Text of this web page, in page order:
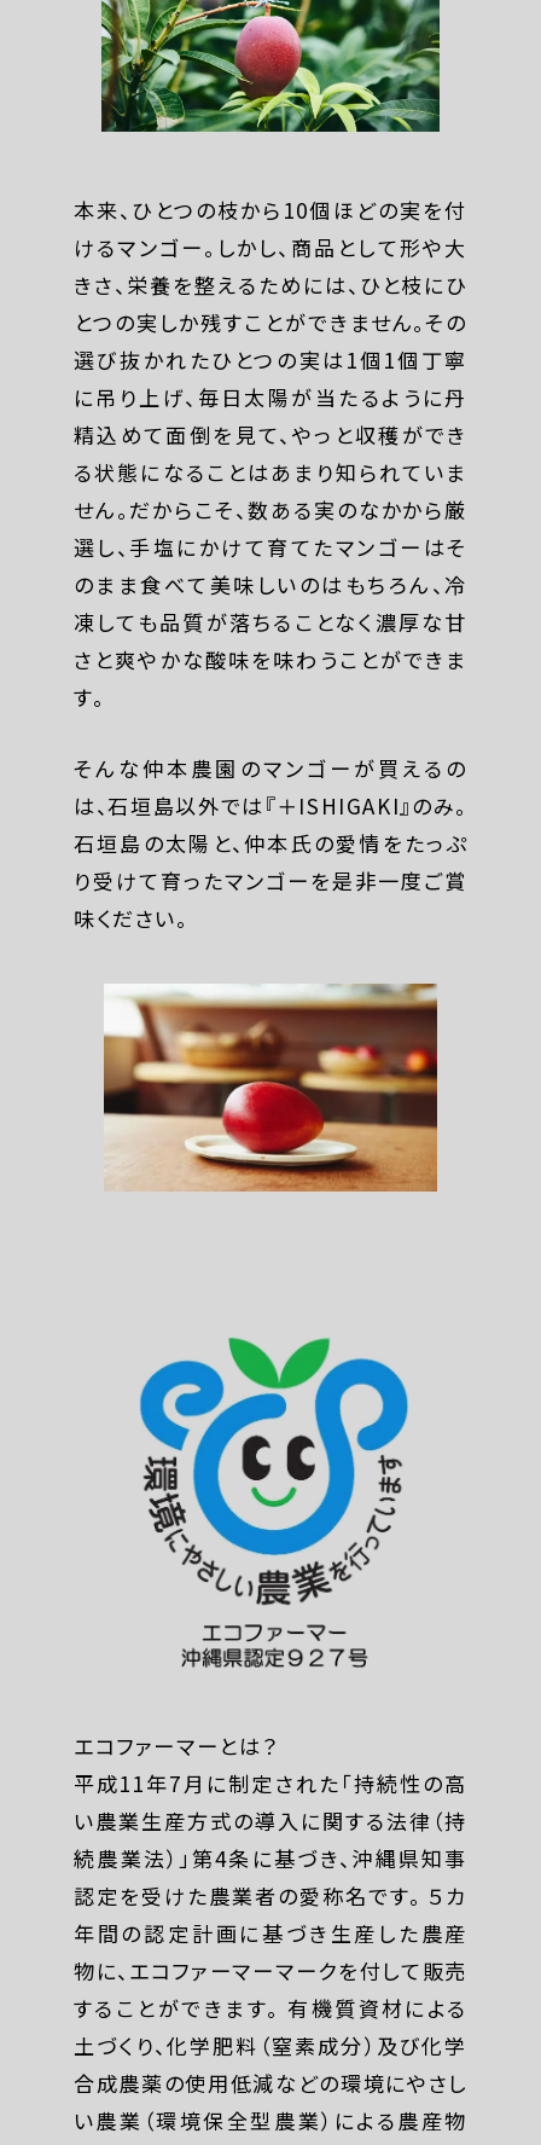
本来、ひとつの枝から10個ほどの実を付
けるマンゴー。しかし、商品として形や大
きさ、栄養を整えるためには、ひと枝にひ
とつの実しか残すことができません。その
選び抜かれたひとつの実は1個1個丁寧
に吊り上げ、毎日太陽が当たるように丹
精込めて面倒を見て、やっと収穫ができ
る状態になることはあまり知られていま
せん。だからこそ、数ある実のなかから厳
選し、手塩にかけて育てたマンゴーはそ
のまま食べて美味しいのはもちろん、冷
凍しても品質が落ちることなく濃厚な甘
さと爽やかな酸味を味わうことができま
す。
そんな仲本農園のマンゴーが買えるの
は、石垣島以外では『＋ISHIGAKI』のみ。
石垣島の太陽と、仲本氏の愛情をたっぷ
り受けて育ったマンゴーを是非一度ご賞
味ください。
エコファーマーとは？
平成11年7月に制定された「持続性の高
い農業生産方式の導入に関する法律（持
続農業法）」第4条に基づき、沖縄県知事
認定を受けた農業者の愛称名です。 ５カ
年間の認定計画に基づき生産した農産
物に、エコファーマーマークを付して販売
することができます。 有機質資材による
土づくり、化学肥料（窒素成分）及び化学
合成農薬の使用低減などの環境にやさし
い農業（環境保全型農業）による農産物